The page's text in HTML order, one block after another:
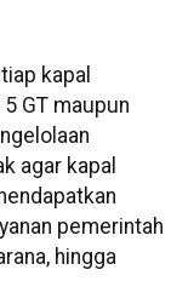
kapal
GT maupun
agar kapal
pemerintah
hingga